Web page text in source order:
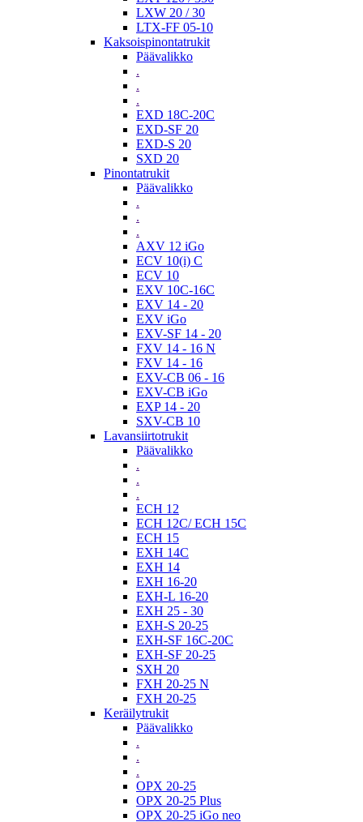
LXW 20 / 30
LTX-FF 05-10
Kaksoispinontatrukit
Päävalikko
.
.
.
EXD 18C-20C
EXD-SF 20
EXD-S 20
SXD 20
Pinontatrukit
Päävalikko
.
.
.
AXV 12 iGo
ECV 10(i) C
ECV 10
EXV 10C-16C
EXV 14 - 20
EXV iGo
EXV-SF 14 - 20
FXV 14 - 16 N
FXV 14 - 16
EXV-CB 06 - 16
EXV-CB iGo
EXP 14 - 20
SXV-CB 10
Lavansiirtotrukit
Päävalikko
.
.
.
ECH 12
ECH 12C/ ECH 15C
ECH 15
EXH 14C
EXH 14
EXH 16-20
EXH-L 16-20
EXH 25 - 30
EXH-S 20-25
EXH-SF 16C-20C
EXH-SF 20-25
SXH 20
FXH 20-25 N
FXH 20-25
Keräilytrukit
Päävalikko
.
.
.
OPX 20-25
OPX 20-25 Plus
OPX 20-25 iGo neo